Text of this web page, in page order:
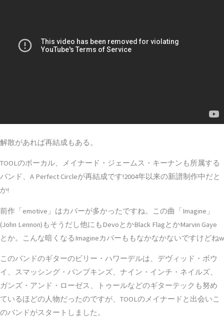
解散があれば再結成もある。
TOOLのボーカル、メイナード・ジェームス・キーナンも所属する
バンド、A Perfect Circleが再結成です!2004年以来の新譜制作中だと
か!
前作「emotive」はカバーが多かったですね。この曲「Imagine」
(John Lennon)もそうだし他にもDevoとかBlack FlagとかMarvin Gaye
とか。こんな暗くなるImagineカバーももなかなかないですけどねw
このバンドのギターのビリー・ハワーデルは、デヴィッド・ボウ
イ、スマッシング・パンプキンズ、ナイン・インチ・ネイルズ、
ガンズ・アンド・ローゼス、トゥールなどのギターテックも努め
ているほどの人物だったのですが、TOOLのメイナードと出会いこ
のバンドがスタートしました。